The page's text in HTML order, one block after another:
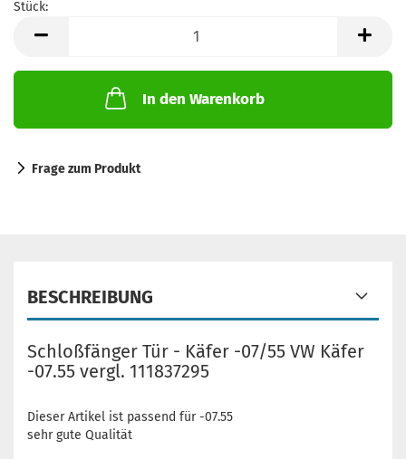
Stück:
In den Warenkorb
Frage zum Produkt
BESCHREIBUNG
Schloßfänger Tür - Käfer -07/55 VW Käfer
-07.55 vergl. 111837295
Dieser Artikel ist passend für -07.55
sehr gute Qualität